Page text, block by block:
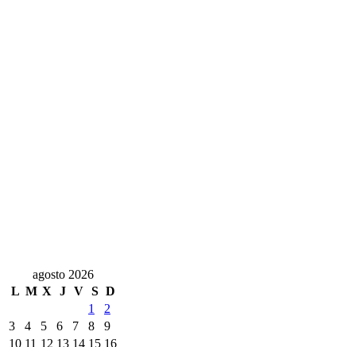
agosto 2026
L M X J V S D
1
2
3
4 5 6 7 8
9
10 11 12 13 14 15 16